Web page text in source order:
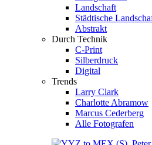
Landschaft
Städtische
Abstrakt
Durch Technik
C-Print
Silberdruck
Digital
Trends
Larry Clark
Charlotte Abramow
Marcus Cederberg
Alle Fotografen